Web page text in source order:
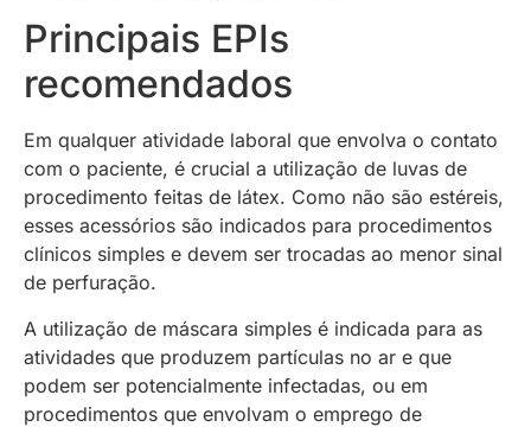
Principais EPIs
recomendados
Em qualquer atividade laboral que envolva o contato
com o paciente, é crucial a utilização de luvas de
procedimento feitas de látex. Como não são estéreis,
esses acessórios são indicados para procedimentos
clínicos simples e devem ser trocadas ao menor sinal
de perfuração.
A utilização de máscara simples é indicada para as
atividades que produzem partículas no ar e que
podem ser potencialmente infectadas, ou em
procedimentos que envolvam o emprego de